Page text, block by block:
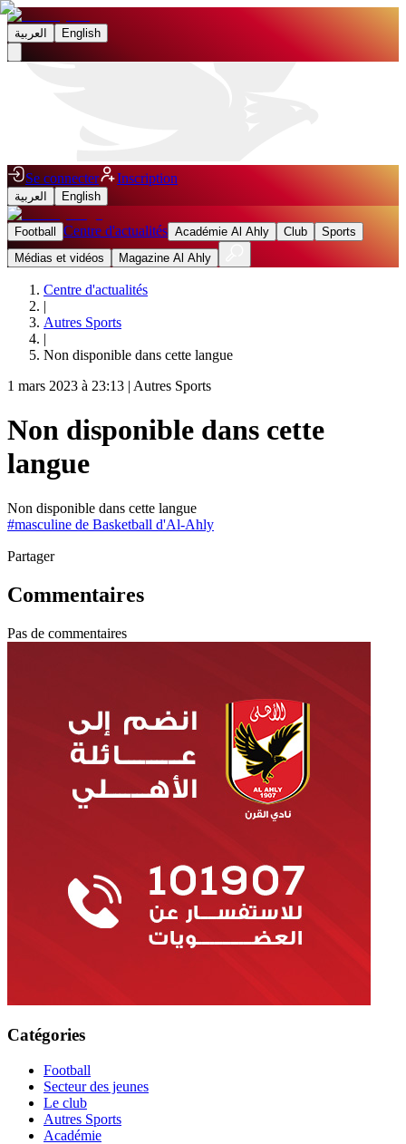
العربية English
Se connecter Inscription
العربية English
Football Centre d'actualités Académie Al Ahly Club
Sports
Médias et vidéos
Magazine Al Ahly
Centre d'actualités
|
Autres Sports
|
Non disponible dans cette langue
1 mars 2023 à 23:13 | Autres Sports
Non disponible dans cette
langue
Non disponible dans cette langue
#masculine de Basketball d'Al-Ahly
Partager
Commentaires
Pas de commentaires
Catégories
Football
Secteur des jeunes
Le club
Autres Sports
Académie